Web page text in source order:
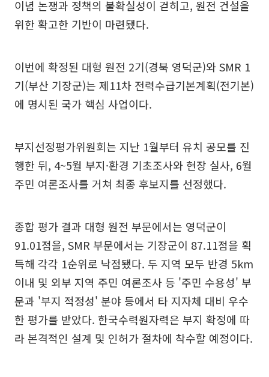
이념 논쟁과 정책의 불확실성이 걷히고, 원전 건설을
위한 확고한 기반이 마련됐다.
이번에 확정된 대형 원전 2기(경북 영덕군)와 SMR 1
기(부산 기장군)는 제11차 전력수급기본계획(전기본)
에 명시된 국가 핵심 사업이다.
부지선정평가위원회는 지난 1월부터 유치 공모를 진
행한 뒤, 4~5월 부지·환경 기초조사와 현장 실사, 6월
주민 여론조사를 거쳐 최종 후보지를 선정했다.
종합 평가 결과 대형 원전 부문에서는 영덕군이
91.01점을, SMR 부문에서는 기장군이 87.11점을 획
득해 각각 1순위로 낙점됐다. 두 지역 모두 반경 5km
이내 및 외부 지역 주민 여론조사 등 '주민 수용성' 부
문과 '부지 적정성' 분야 등에서 타 지자체 대비 우수
한 평가를 받았다. 한국수력원자력은 부지 확정에 따
라 본격적인 설계 및 인허가 절차에 착수할 예정이다.